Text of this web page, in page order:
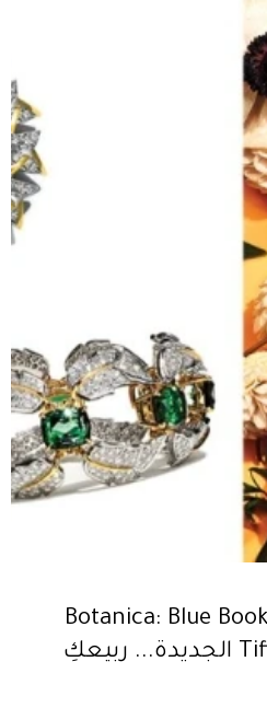
مجموعة مجوهرات Botanica: Blue Book
2022 من .Tiffany & Co الجديدة... ربيعكِ